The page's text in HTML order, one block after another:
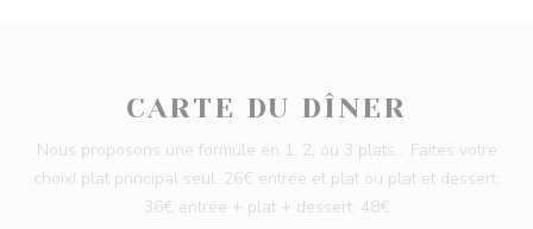
CARTE DU DÎNER
Nous proposons une formule en 1, 2, ou 3 plats... Faites votre
choix! plat principal seul: 26€ entrée et plat ou plat et dessert:
36€ entrée + plat + dessert: 48€